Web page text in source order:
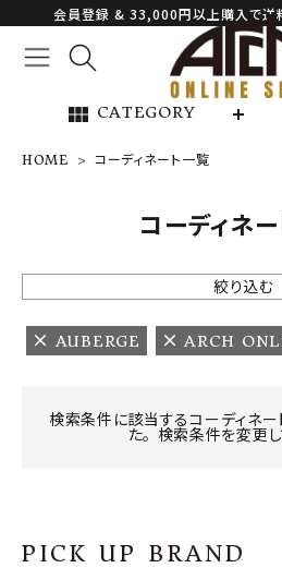
会員登録 & 33,000円以上購入で送料
view_module CATEGORY
NEW ARRIVAL
ARCH EXCLUSIVE
BRAND
INFORMATION
HOME コーディネート一覧
コーディネ
絞り込む
AUBERGE ARCH
検索条件に該当するコーディネー
た。 検索条件を変更し
PICK UP BRAND